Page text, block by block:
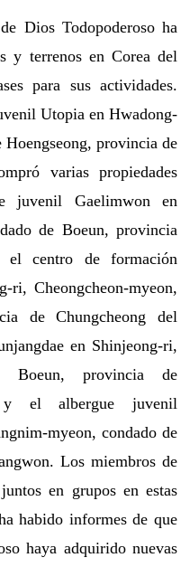
Dios Todopoderoso ha
y terrenos en Corea del
para sus actividades.
Utopia en Hwadong-
provincia de
varias propiedades
juvenil Gaelimwon en
de Boeun, provincia
el centro de formación
ri, Cheongcheon-myeon,
de Chungcheong del
en Shinjeong-ri,
Boeun, provincia de
y el albergue juvenil
myeon, condado de
Los miembros de
en grupos en estas
habido informes de que
haya adquirido nuevas